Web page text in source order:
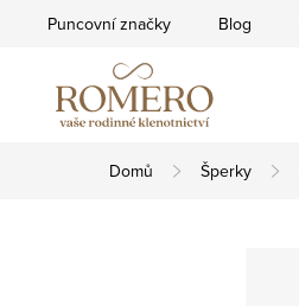
Puncovní značky Blog
Domů Šperky